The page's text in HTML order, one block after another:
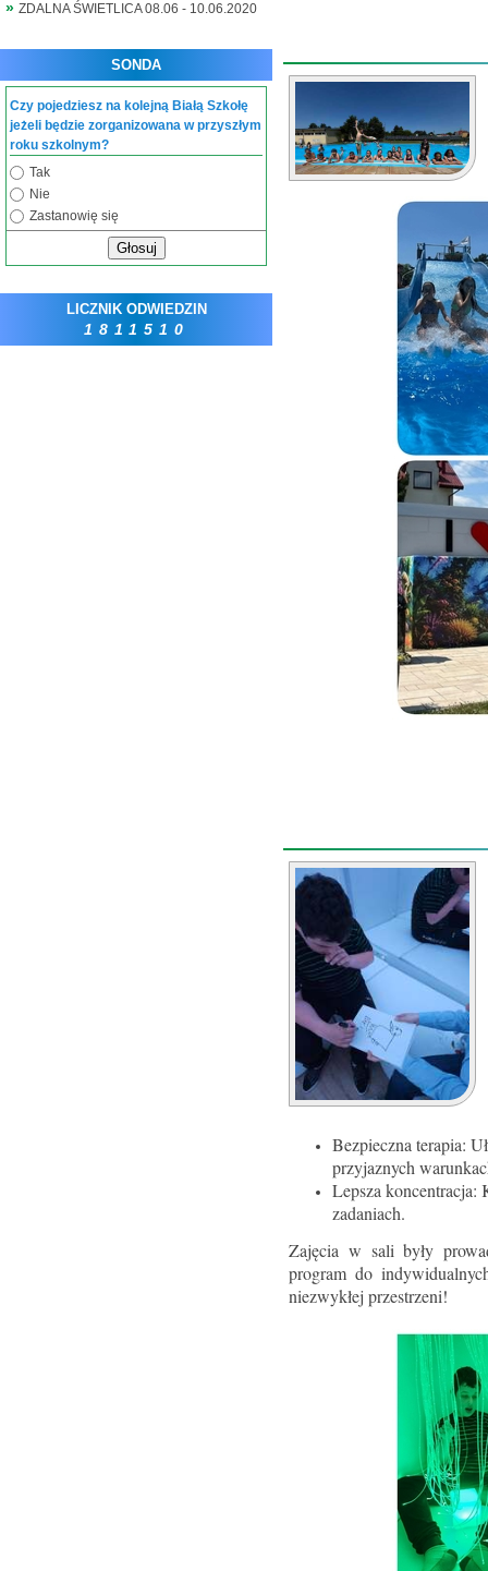
ZDALNA ŚWIETLICA 08.06 - 10.06.2020
SONDA
Czy pojedziesz na kolejną Białą Szkołę
jeżeli będzie zorganizowana w przyszłym
roku szkolnym?
Tak
Nie
Zastanowię się
Głosuj
LICZNIK ODWIEDZIN
1811510
Bezpieczna terapia:
przyjaznych
Lepsza koncentracja:
zadaniach.
Zajęcia w sali były
program do
niezwykłej przestrzeni!